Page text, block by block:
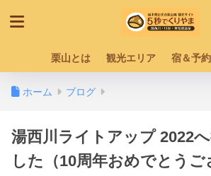
栗山とは 観光エリア 宿＆予約
ホーム ブログ
湯西川ライトアップ 2022
した（10周年おめでとうご